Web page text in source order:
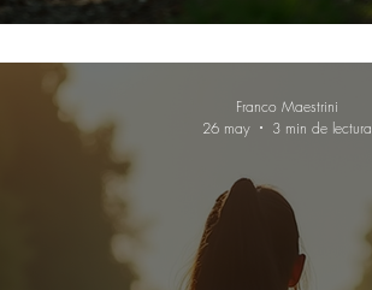
Franco Maestrini
26 may
3 min de lectura